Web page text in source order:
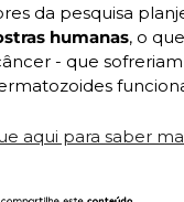
humanas, o
- que
aqui para saber